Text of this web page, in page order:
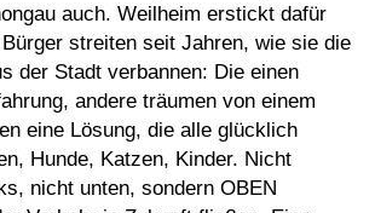
auch. Weilheim erstickt dafür
streiten seit Jahren, wie sie die
der Stadt verbannen: Die einen
andere träumen von einem
eine Lösung, die alle glücklich
Hunde, Katzen, Kinder. Nicht
nicht unten, sondern OBEN